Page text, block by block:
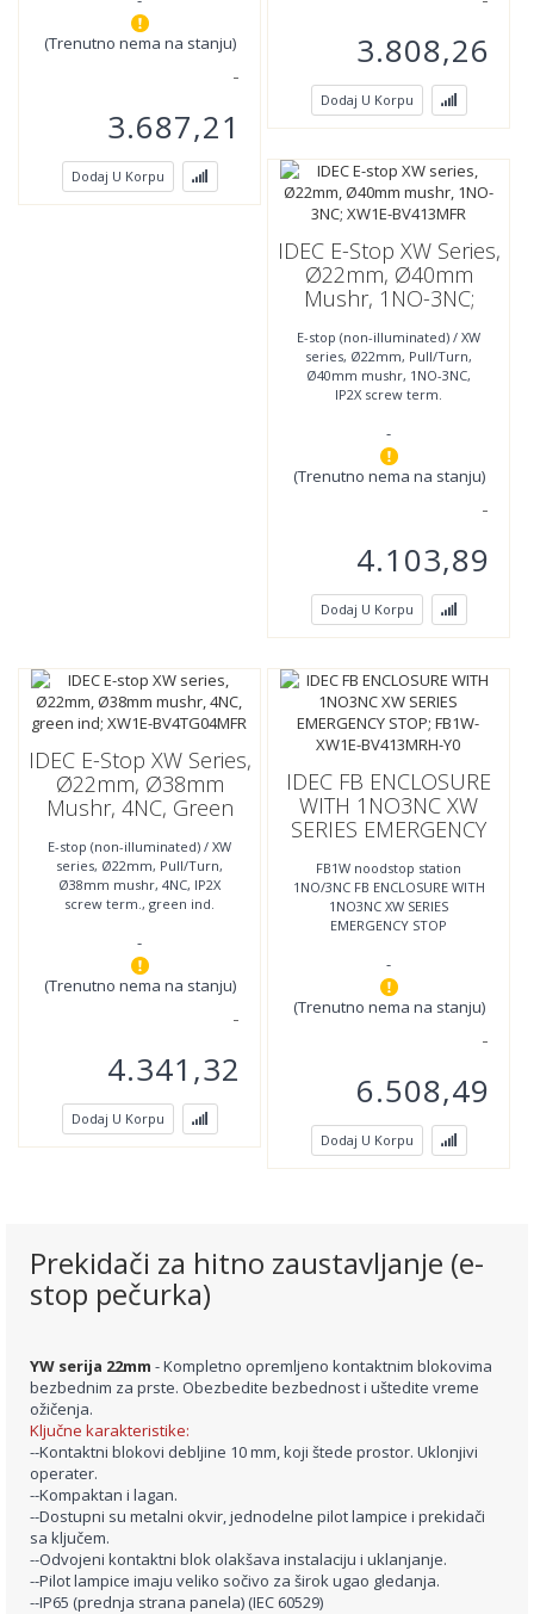
(Trenutno nema na stanju)
3.687,21
Dodaj U Korpu
3.808,26
Dodaj U Korpu
IDEC E-Stop XW Series,
Ø22mm, Ø40mm
Mushr, 1NO-3NC;
E-stop (non-illuminated) / XW
series, Ø22mm, Pull/Turn,
Ø40mm mushr, 1NO-3NC,
IP2X screw term.
-
(Trenutno nema na stanju)
4.103,89
Dodaj U Korpu
IDEC E-Stop XW Series,
Ø22mm, Ø38mm
Mushr, 4NC, Green
BV4TG04MFR
E-stop (non-illuminated) / XW
series, Ø22mm, Pull/Turn,
Ø38mm mushr, 4NC, IP2X
screw term., green ind.
-
(Trenutno nema na stanju)
4.341,32
Dodaj U Korpu
IDEC FB ENCLOSURE
WITH 1NO3NC XW
SERIES EMERGENCY
BV413MRH-Y0
FB1W noodstop station
1NO/3NC FB ENCLOSURE WITH
1NO3NC XW SERIES
EMERGENCY STOP
-
(Trenutno nema na stanju)
6.508,49
Dodaj U Korpu
Prekidači za hitno zaustavljanje (e-
stop pečurka)
YW serija 22mm - Kompletno opremljeno kontaktnim blokovima
bezbednim za prste. Obezbedite bezbednost i uštedite vreme
ožičenja.
Ključne karakteristike:
--Kontaktni blokovi debljine 10 mm, koji štede prostor. Uklonjivi
operater.
--Kompaktan i lagan.
--Dostupni su metalni okvir, jednodelne pilot lampice i prekidači
sa ključem.
--Odvojeni kontaktni blok olakšava instalaciju i uklanjanje.
--Pilot lampice imaju veliko sočivo za širok ugao gledanja.
--IP65 (prednja strana panela) (IEC 60529)